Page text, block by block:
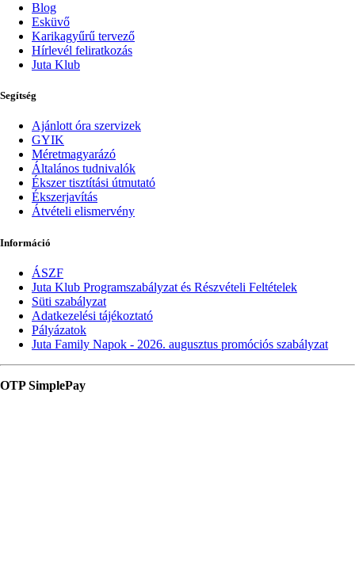
Blog
Esküvő
Karikagyűrű tervező
Hírlevél feliratkozás
Juta Klub
Segítség
Ajánlott óra szervizek
GYIK
Méretmagyarázó
Általános tudnivalók
Ékszer tisztítási útmutató
Ékszerjavítás
Átvételi elismervény
Információ
ÁSZF
Juta Klub Programszabályzat és Részvételi Feltételek
Süti szabályzat
Adatkezelési tájékoztató
Pályázatok
Juta Family Napok - 2026. augusztus promóciós szabályzat
OTP SimplePay